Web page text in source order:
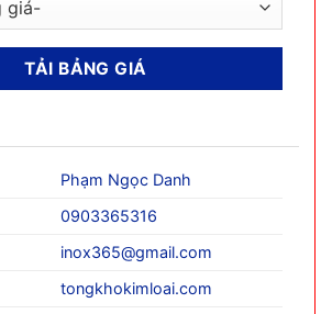
Phạm Ngọc Danh
0903365316
inox365@gmail.com
tongkhokimloai.com